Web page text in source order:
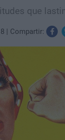
que
Compartir: